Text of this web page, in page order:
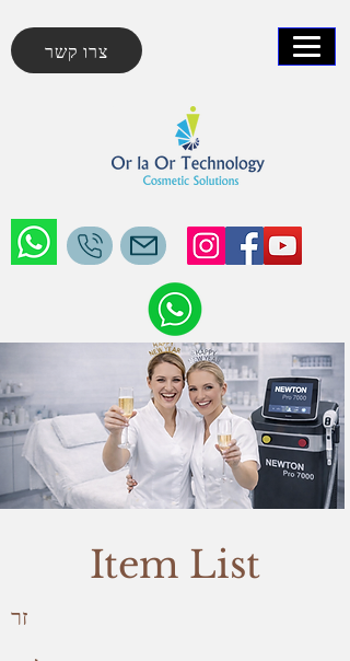
צרו קשר
Item List
זר